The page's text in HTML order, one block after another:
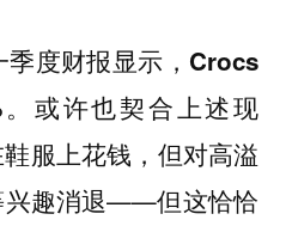
度财报显示， Crocs
或许也契合上述现
服上花钱，但对高溢
趣消退——但这恰恰